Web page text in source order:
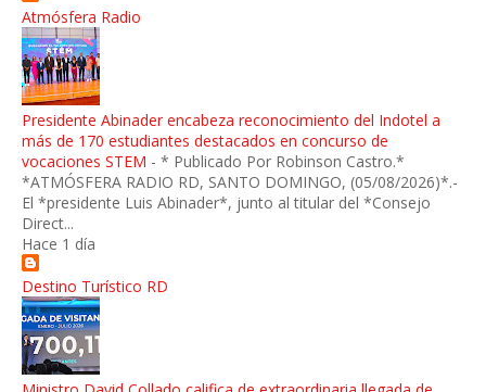
Atmósfera Radio
Presidente Abinader encabeza reconocimiento del Indotel a
más de 170 estudiantes destacados en concurso de
vocaciones STEM - * Publicado Por Robinson Castro.*
*ATMÓSFERA RADIO RD, SANTO DOMINGO, (05/08/2026)*.-
El *presidente Luis Abinader*, junto al titular del *Consejo
Direct...
Hace 1 día
Destino Turístico RD